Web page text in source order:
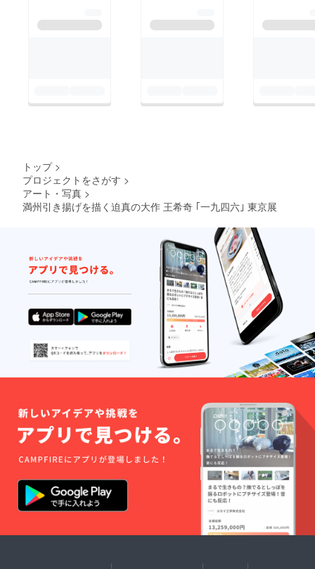
トップ >
プロジェクトをさがす >
アート・写真 >
満州引き揚げを描く迫真の大作 王希奇 ｢一九四六｣ 東京展